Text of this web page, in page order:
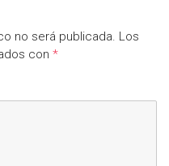
no será publicada. Los
con *